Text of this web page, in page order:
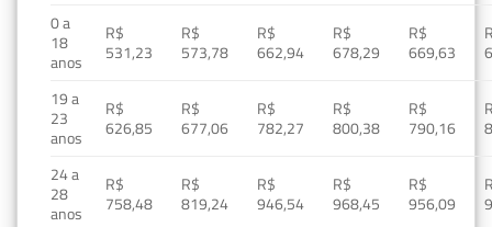
0 a
18
anos
R$
531,23
R$
573,78
R$
662,94
R$
678,29
R$
669,63
19 a
23
anos
R$
626,85
R$
677,06
R$
782,27
R$
800,38
R$
790,16
24 a
28
anos
R$
758,48
R$
819,24
R$
946,54
R$
968,45
R$
956,09